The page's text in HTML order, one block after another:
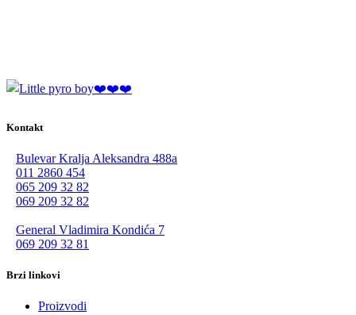
Kontakt
Bulevar Kralja Aleksandra 488a
011 2860 454
065 209 32 82
069 209 32 82
General Vladimira Kondića 7
069 209 32 81
Brzi linkovi
Proizvodi